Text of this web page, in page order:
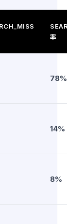
率
78%
14%
8%